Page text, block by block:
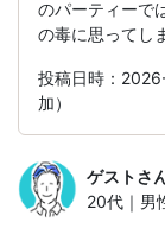
のパーティーで
の毒に思ってし
投稿日時：
加）
ゲストさ
20代｜男